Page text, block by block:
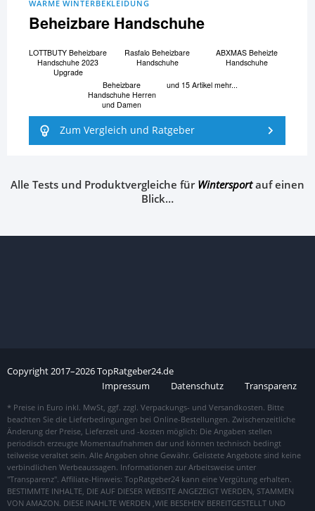
WARME WINTERBEKLEIDUNG
Beheizbare Handschuhe
LOTTBUTY Beheizbare
Handschuhe 2023
Upgrade
Rasfalo Beheizbare
Handschuhe
ABXMAS Beheizte
Handschuhe
Beheizbare
Handschuhe Herren
und Damen
und 15 Artikel mehr...
Zum Vergleich und Ratgeber
Alle Tests und Produktvergleiche fürWintersportauf einen
Blick…
Copyright2017–2026TopRatgeber24.de
Impressum
Datenschutz Transparenz